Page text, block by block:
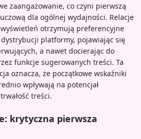
zaangażowanie, co czyni pierwszą
dla ogólnej wydajności. Relacje
otrzymują preferencyjne
platformy, pojawiając się
a nawet docierając do
funkcje sugerowanych treści. Ta
oznacza, że początkowe wskaźniki
wpływają na potencjał
treści.
krytyczna pierwsza